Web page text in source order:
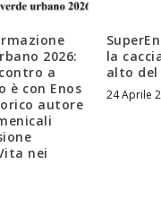
2026:
a
è con Enos
autore
nei
la
alto del
24 Aprile